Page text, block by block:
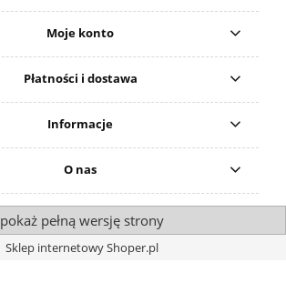
Moje konto
Płatności i dostawa
Informacje
O nas
pokaż pełną wersję strony
Sklep internetowy Shoper.pl